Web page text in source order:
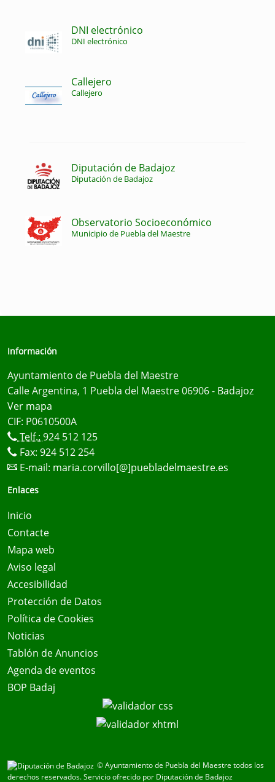
DNI electrónico
DNI electrónico
Callejero
Callejero
Diputación de Badajoz
Diputación de Badajoz
Observatorio Socioeconómico
Municipio de Puebla del Maestre
Información
Ayuntamiento de Puebla del Maestre
Calle Argentina, 1 Puebla del Maestre 06906 - Badajoz
Ver mapa
CIF: P0610500A
Telf.: 924 512 125
Fax: 924 512 254
E-mail: maria.corvillo[@]puebladelmaestre.es
Enlaces
Inicio
Contacte
Mapa web
Aviso legal
Accesibilidad
Protección de Datos
Política de Cookies
Noticias
Tablón de Anuncios
Agenda de eventos
BOP Badaj
© Ayuntamiento de Puebla del Maestre todos los
derechos reservados.Servicio ofrecido por Diputación de Badajoz